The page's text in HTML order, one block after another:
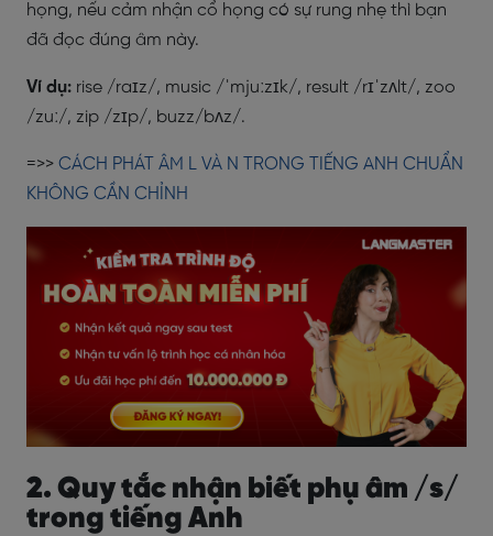
họng, nếu cảm nhận cổ họng có sự rung nhẹ thì bạn
đã đọc đúng âm này.
Ví dụ: rise /raɪz/, music /ˈmjuːzɪk/, result /rɪˈzʌlt/, zoo
/zuː/, zip /zɪp/, buzz/bʌz/.
=>> CÁCH PHÁT ÂM L VÀ N TRONG TIẾNG ANH CHUẨN
KHÔNG CẦN CHỈNH
2. Quy tắc nhận biết phụ âm /s/
trong tiếng Anh